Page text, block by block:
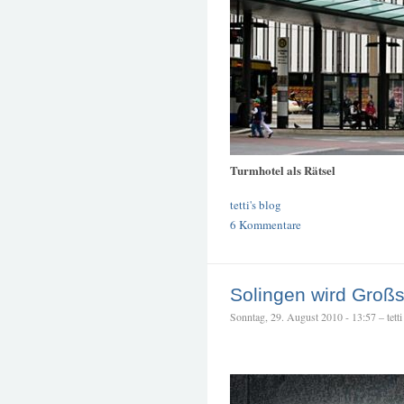
Turmhotel als Rätsel
tetti's blog
6 Kommentare
Solingen wird
Sonntag, 29. August 2010 - 13:57 – tetti